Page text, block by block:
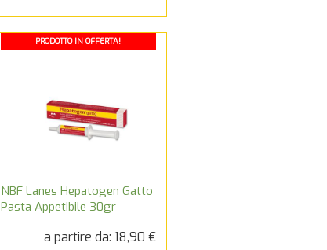
PRODOTTO IN OFFERTA!
NBF Lanes Hepatogen Gatto
Pasta Appetibile 30gr
a partire da: 18,90 €